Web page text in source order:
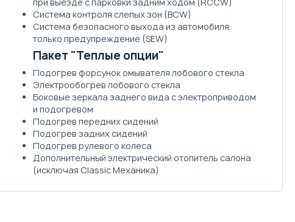
Система контроля слепых зон (BCW)
Система безопасного выхода из автомобиля:
только предупреждение (SEW)
Пакет "Теплые опции"
Подогрев форсунок омывателя лобового стекла
Электрообогрев лобового стекла
Боковые зеркала заднего вида с электроприводом
и подогревом
Подогрев передних сидений
Подогрев задних сидений
Подогрев рулевого колеса
Дополнительный электрический отопитель салона
(исключая Classic Механика)